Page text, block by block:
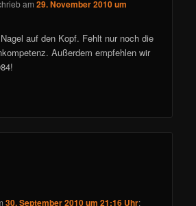
am29. November 2010 um
auf den Kopf. Fehlt nur noch die
Außerdem empfehlen wir
30. September 2010 um 21:16 Uhr: